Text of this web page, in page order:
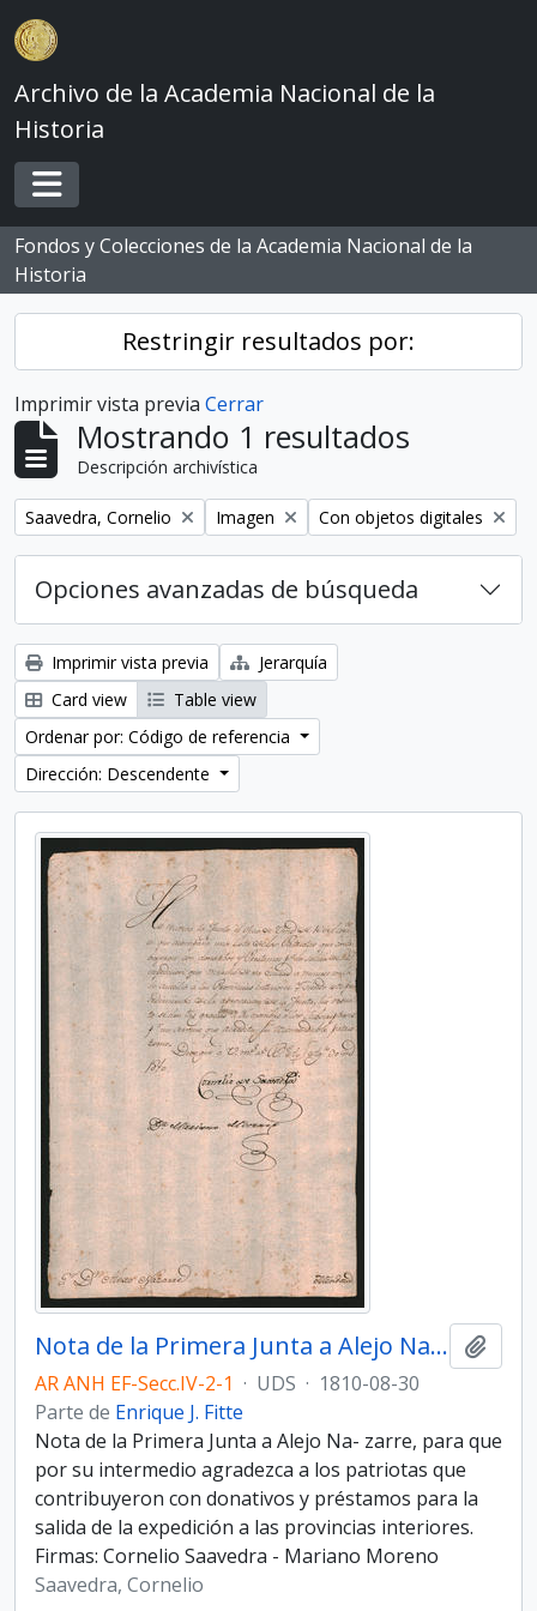
Skip to main content
Archivo de la Academia Nacional de la
Historia
Toggle navigation
Fondos y Colecciones de la Academia Nacional de la
Historia
Restringir resultados por:
Imprimir vista previa Cerrar
Mostrando 1 resultados
Descripción archivística
Remove filter:
Saavedra, Cornelio Remove filter:
Imagen Remove filter:
Con objetos digitales
Opciones avanzadas de búsqueda
Imprimir vista previa
Jerarquía
Card view
Table view
Ordenar por: Código de referencia
Dirección: Descendente
Nota de la Primera Junta a Alejo Nazarre
AR ANH EF-Secc.IV-2-1 · UDS · 1810-08-30
Parte de Enrique J. Fitte
Nota de la Primera Junta a Alejo Na- zarre, para que
por su intermedio agradezca a los patriotas que
contribuyeron con donativos y préstamos para la
salida de la expedición a las provincias interiores.
Firmas: Cornelio Saavedra - Mariano Moreno
Saavedra, Cornelio